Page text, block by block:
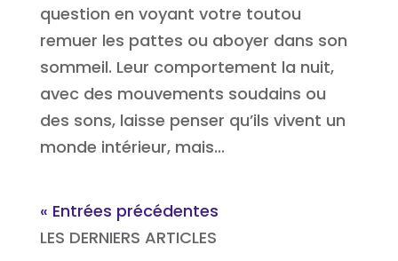
question en voyant votre toutou
remuer les pattes ou aboyer dans son
sommeil. Leur comportement la nuit,
avec des mouvements soudains ou
des sons, laisse penser qu’ils vivent un
monde intérieur, mais...
« Entrées précédentes
LES DERNIERS ARTICLES